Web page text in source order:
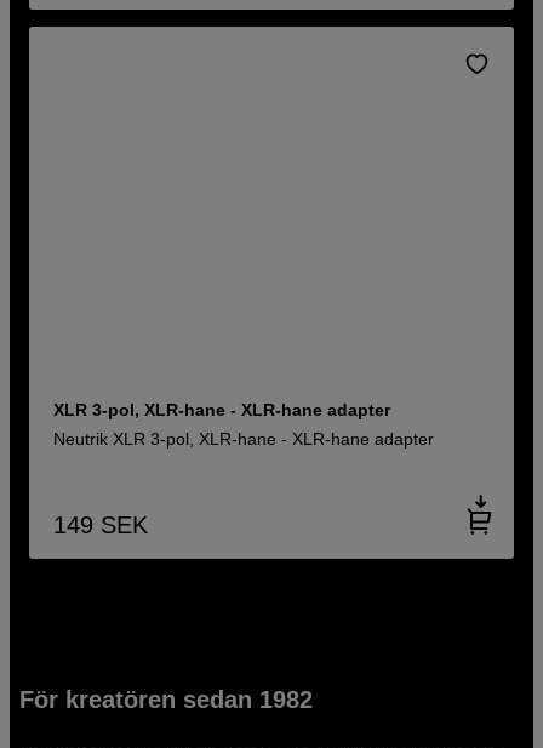
XLR 3-pol, XLR-hane - XLR-hane adapter
Neutrik XLR 3-pol, XLR-hane - XLR-hane adapter
149 SEK
För kreatören sedan 1982